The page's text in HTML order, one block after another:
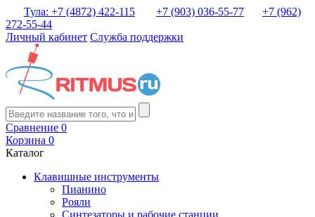
Тула: +7 (4872) 422-115 +7 (903) 036-55-77
+7 (962)
272-55-44
Личный кабинет Служба поддержки
Сравнение 0
Корзина 0
Каталог
Клавишные инструменты
Пианино
Рояли
Синтезаторы и рабочие станции